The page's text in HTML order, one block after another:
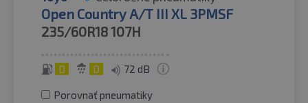
Open Country A/T III XL 3PMSF
235/60R18107H
D D 72 dB
Porovnať pneumatiky